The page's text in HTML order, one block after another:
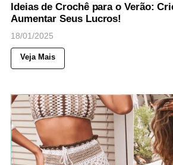
Ideias de Crochê para o Verão:
Aumentar Seus Lucros!
18/01/2025
Veja Mais